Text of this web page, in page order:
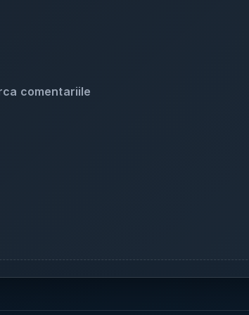
comentariile